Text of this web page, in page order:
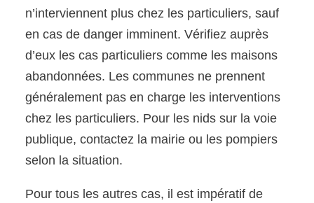
n’interviennent plus chez les particuliers, sauf
en cas de danger imminent. Vérifiez auprès
d’eux les cas particuliers comme les maisons
abandonnées. Les communes ne prennent
généralement pas en charge les interventions
chez les particuliers. Pour les nids sur la voie
publique, contactez la mairie ou les pompiers
selon la situation.
Pour tous les autres cas, il est impératif de